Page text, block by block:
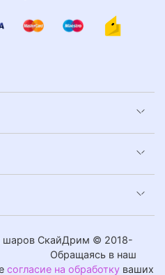
шаров СкайДрим © 2018-
Обращаясь в наш
согласие на обработку ваших